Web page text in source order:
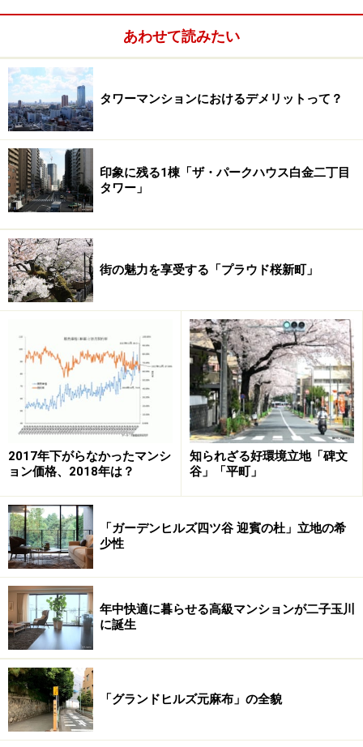
文谷」の分譲主東京建物が手掛け話題になった「ブリリ
アタワー目黒」が好例。
10年後の都市交通はどのように変化してい
るか？
渋滞が大幅に緩和された「富ケ谷」交差点
がなされる。マイホーム候補地として人気が上がれば、
上昇基調となるわけだ。昨今の省エネ、再開発ブーム、
高層化、高齢化などさまざまな価値観の変化や都市計画
の動向が「駅近」人気に収斂され、周辺相場のじつに3
～4割高い分譲価格でも早期完売するほど買いが集まっ
ている。
この傾向は今後も続くのだろうか。例えば、これまで敬
遠されがちだった「幹線道路沿い」は車両技術の発達や
環境改善などで見方が変わるかもしれないことは「
り沿いに立つマンションの将来性」で述べた。車両技術
あわせて読みたい
タワーマンションにおけるデメリットって？
印象に残る1棟「ザ・パークハウス白金二丁目
タワー」
街の魅力を享受する「プラウド桜新町」
2017年下がらなかったマンシ
ョン価格、2018年は？
知られざる好環境立地「碑文
谷」「平町」
「ガーデンヒルズ四ツ谷 迎賓の杜」立地の希
少性
年中快適に暮らせる高級マンションが二子玉川
に誕生
「グランドヒルズ元麻布」の全貌